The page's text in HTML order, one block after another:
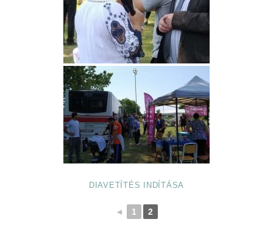
DIAVETÍTÉS INDÍTÁSA
◄ 1 2